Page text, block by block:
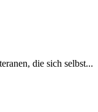
die sich selbst...